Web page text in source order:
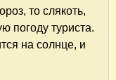
то слякоть,
погоду туриста.
на солнце, и